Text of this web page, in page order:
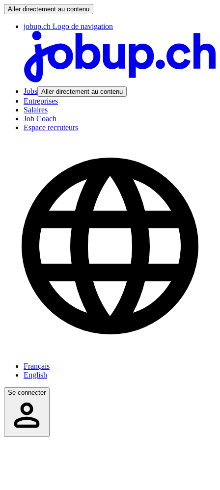
Aller directement au contenu
jobup.ch Logo de navigation
Jobs Aller directement au contenu
Entreprises
Salaires
Job Coach
Espace recruteurs
Français
English
Se connecter